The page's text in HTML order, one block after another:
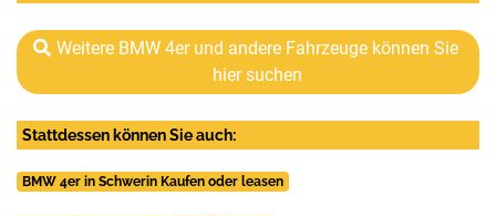
Weitere BMW 4er und andere Fahrzeuge können Sie
hier suchen
Stattdessen können Sie auch:
BMW 4er in Schwerin Kaufen oder leasen